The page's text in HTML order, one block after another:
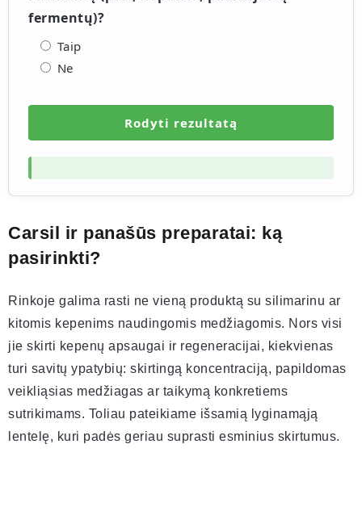
fermentų)?
Taip
Ne
Rodyti rezultatą
Carsil ir panašūs preparatai: ką
pasirinkti?
Rinkoje galima rasti ne vieną produktą su silimarinu ar
kitomis kepenims naudingomis medžiagomis. Nors visi
jie skirti kepenų apsaugai ir regeneracijai, kiekvienas
turi savitų ypatybių: skirtingą koncentraciją, papildomas
veikliąsias medžiagas ar taikymą konkretiems
sutrikimams. Toliau pateikiame išsamią lyginamąją
lentelę, kuri padės geriau suprasti esminius skirtumus.